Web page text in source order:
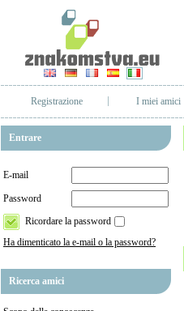
Registrazione I miei amici
Entrare
E-mail
Password
Ricordare la password
Ha dimenticato la e-mail o la password?
Ricerca amici